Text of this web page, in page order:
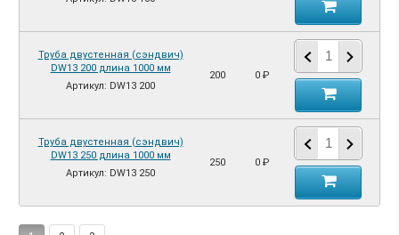
Труба двустенная (сэндвич)
DW13 200 длина 1000 мм
Артикул: DW13 200
200 0 ₽
Труба двустенная (сэндвич)
DW13 250 длина 1000 мм
Артикул: DW13 250
250 0 ₽